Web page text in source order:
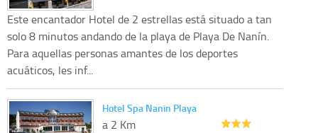
Este encantador Hotel de 2 estrellas está situado a tan
solo 8 minutos andando de la playa de Playa De Nanín.
Para aquellas personas amantes de los deportes
acuáticos, les inf...
Hotel Spa Nanin Playa
a 2 Km